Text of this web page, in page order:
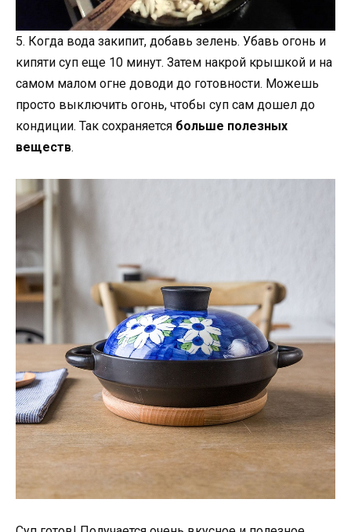
5. Когда вода закипит, добавь зелень. Убавь огонь и
кипяти суп еще 10 минут. Затем накрой крышкой и на
самом малом огне доводи до готовности. Можешь
просто выключить огонь, чтобы суп сам дошел до
кондиции. Так сохраняется больше полезных
веществ.